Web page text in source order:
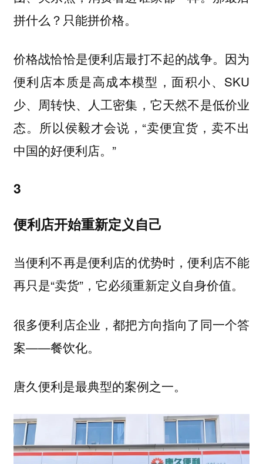
拼什么？只能拼价格。
价格战恰恰是便利店最打不起的战争。因为
便利店本质是高成本模型，面积小、SKU
少、周转快、人工密集，它天然不是低价业
态。所以侯毅才会说，“卖便宜货，卖不出
中国的好便利店。”
3
便利店开始重新定义自己
当便利不再是便利店的优势时，便利店不能
再只是“卖货”，它必须重新定义自身价值。
很多便利店企业，都把方向指向了同一个答
案——餐饮化。
唐久便利是最典型的案例之一。